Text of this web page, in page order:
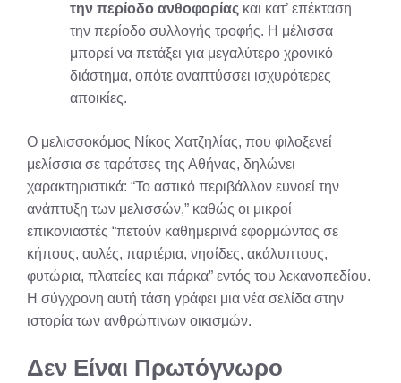
την περίοδο ανθοφορίας και κατ’ επέκταση
την περίοδο συλλογής τροφής. Η μέλισσα
μπορεί να πετάξει για μεγαλύτερο χρονικό
διάστημα, οπότε αναπτύσσει ισχυρότερες
αποικίες.
Ο μελισσοκόμος Νίκος Χατζηλίας, που φιλοξενεί
μελίσσια σε ταράτσες της Αθήνας, δηλώνει
χαρακτηριστικά: “Το αστικό περιβάλλον ευνοεί την
ανάπτυξη των μελισσών,” καθώς οι μικροί
επικονιαστές “πετούν καθημερινά εφορμώντας σε
κήπους, αυλές, παρτέρια, νησίδες, ακάλυπτους,
φυτώρια, πλατείες και πάρκα” εντός του λεκανοπεδίου.
Η σύγχρονη αυτή τάση γράφει μια νέα σελίδα στην
ιστορία των ανθρώπινων οικισμών.
Δεν Είναι Πρωτόγνωρο